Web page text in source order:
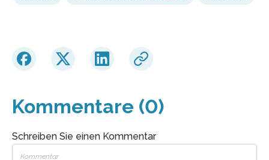
Kommentare (0)
Schreiben Sie einen Kommentar